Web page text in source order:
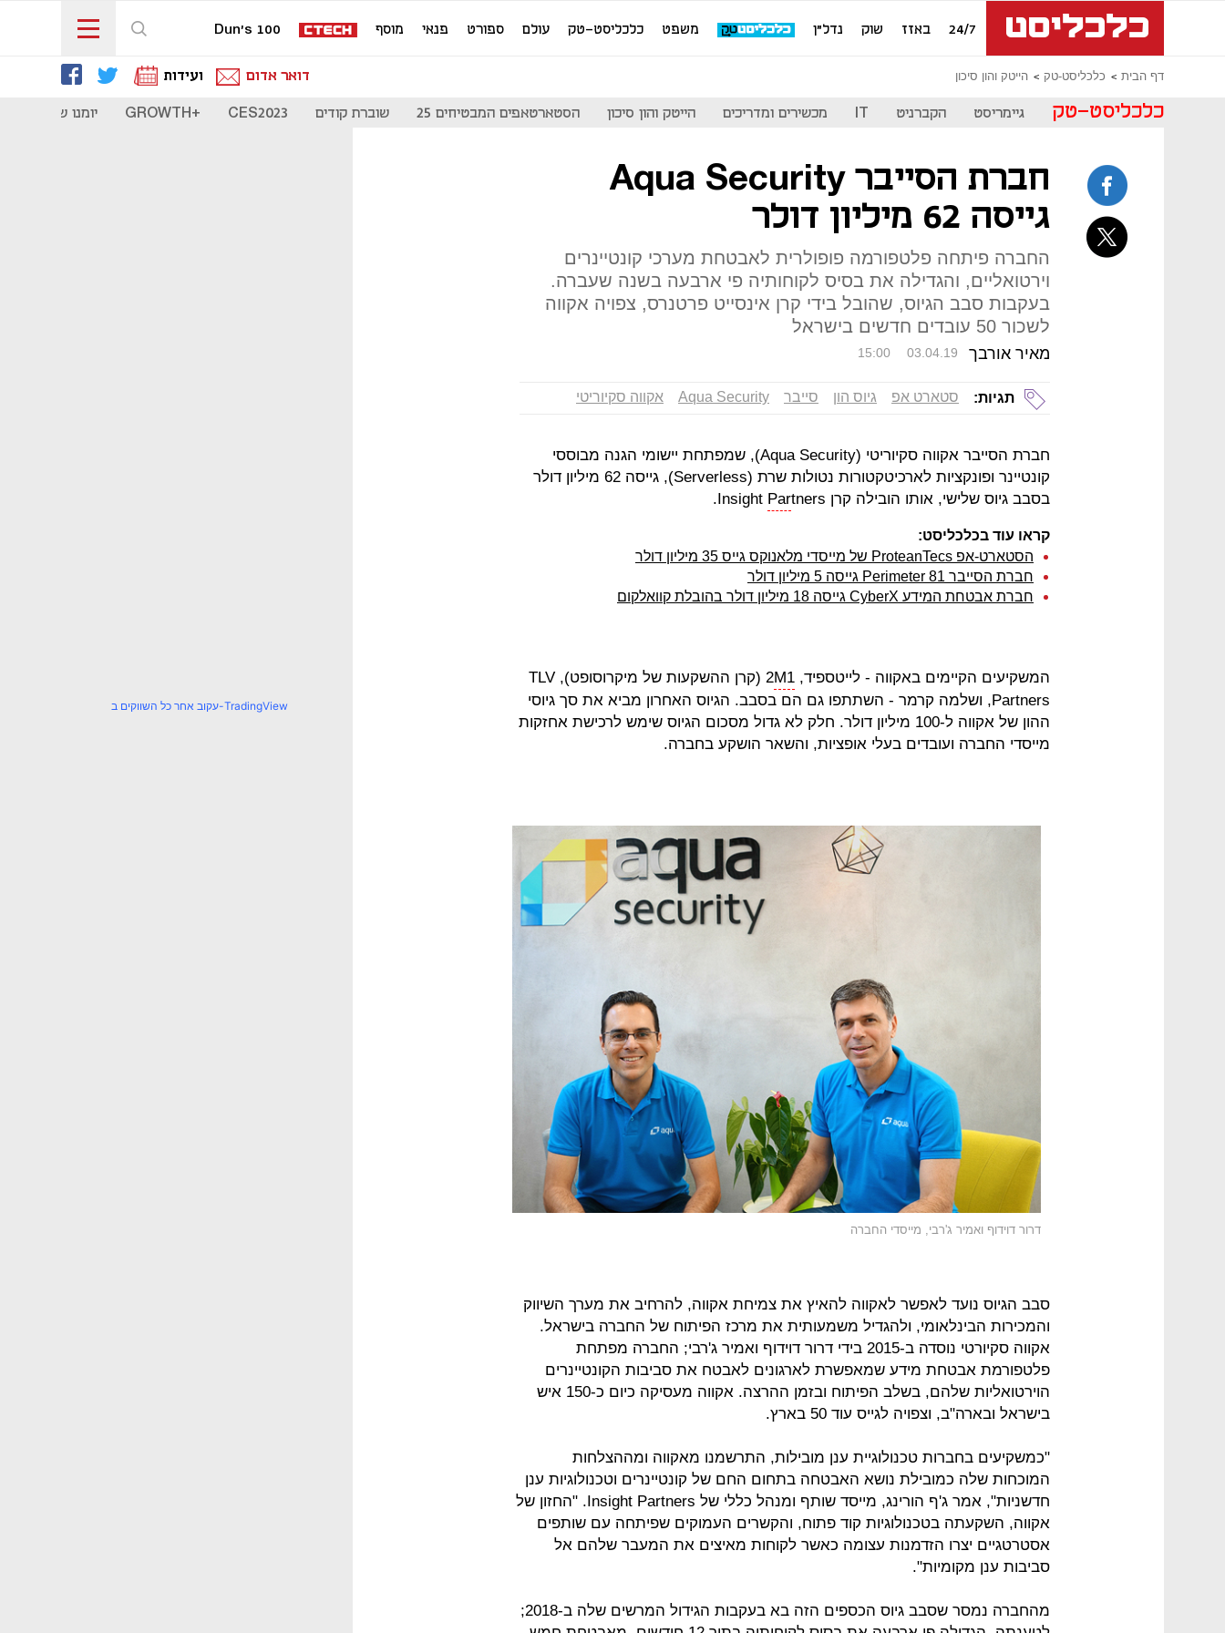
24/7 באזז שוק נדל"ן משפט כלכליסט-טק עולם ספורט פנאי מוסף Dun's 100
דף הבית כלכליסט-טק הייטק והון סיכון דואר אדום ועידות
כלכליסט-טק גיימריסט הקברניט IT מכשירים ומדריכים הייטק והון סיכון הסטארטאפים המבטיחים 25 שוברת קודים CES2023
+GROWTH יומנו של
חברת הסייבר Aqua Security
גייסה 62 מיליון דולר
החברה פיתחה פלטפורמה פופולרית לאבטחת מערכי קונטיינרים
וירטואליים, והגדילה את בסיס לקוחותיה פי ארבעה בשנה שעברה.
בעקבות סבב הגיוס, שהובל בידי קרן אינסייט פרטנרס, צפויה אקווה
לשכור 50 עובדים חדשים בישראל
מאיר אורבך 15:00 03.04.19
תגיות: סטארט אפ גיוס הון סייבר Aqua Security אקווה סקיוריטי
חברת הסייבר אקווה סקיוריטי (Aqua Security), שמפתחת יישומי הגנה מבוססי
קונטיינר ופונקציות לארכיטקטורות נטולות שרת (Serverless), גייסה 62 מיליון דולר
בסבב גיוס שלישי, אותו הובילה קרן Insight
Partners.
קראו עוד בכלכליסט:
הסטארט-אפ ProteanTecs של מייסדי מלאנוקס גייס 35 מיליון דולר
חברת הסייבר Perimeter 81 גייסה 5 מיליון דולר
חברת אבטחת המידע CyberX גייסה 18 מיליון דולר בהובלת קוואלקום
המשקיעים הקיימים באקווה - לייטספיד, M1
2 (קרן ההשקעות של מיקרוסופט), TLV
Partners, ושלמה קרמר - השתתפו גם הם בסבב. הגיוס האחרון מביא את סך גיוסי
ההון של אקווה ל-100 מיליון דולר. חלק לא גדול מסכום הגיוס שימש לרכישת אחזקות
מייסדי החברה ועובדים בעלי אופציות, והשאר הושקע בחברה.
דרור דוידוף ואמיר ג'רבי, מייסדי החברה
סבב הגיוס נועד לאפשר לאקווה להאיץ את צמיחת אקווה, להרחיב את מערך השיווק
והמכירות הבינלאומי, ולהגדיל משמעותית את מרכז הפיתוח של החברה בישראל.
אקווה סקיורטי נוסדה ב-2015 בידי דרור דוידוף ואמיר ג'רבי; החברה מפתחת
פלטפורמת אבטחת מידע שמאפשרת לארגונים לאבטח את סביבות הקונטיינרים
הוירטואליות שלהם, בשלב הפיתוח ובזמן ההרצה. אקווה מעסיקה כיום כ-150 איש
בישראל ובארה"ב, וצפויה לגייס עוד 50 בארץ.
"כמשקיעים בחברות טכנולוגיית ענן מובילות, התרשמנו מאקווה ומההצלחות
המוכחות שלה כמובילת נושא האבטחה בתחום החם של קונטיינרים וטכנולוגיות ענן
חדשניות", אמר ג'ף הורינג, מייסד שותף ומנהל כללי של Insight Partners. "החזון של
אקווה, השקעתה בטכנולוגיות קוד פתוח, והקשרים העמוקים שפיתחה עם שותפים
אסטרטגיים יצרו הזדמנות עצומה כאשר לקוחות מאיצים את המעבר שלהם אל
סביבות ענן מקומיות".
מהחברה נמסר שסבב גיוס הכספים הזה בא בעקבות הגידול המרשים שלה ב-2018;
עקוב אחר כל השווקים ב-TradingView